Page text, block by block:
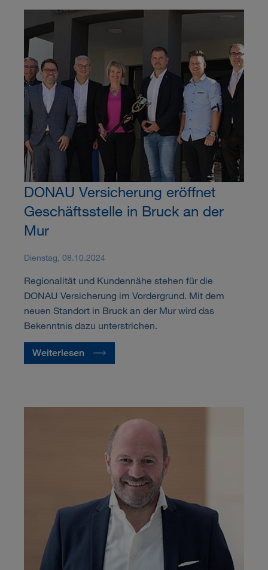
DONAU Versicherung eröffnet
Geschäftsstelle in Bruck an der
Mur
Dienstag, 08.10.2024
Regionalität und Kundennähe stehen für die
DONAU Versicherung im Vordergrund. Mit dem
neuen Standort in Bruck an der Mur wird das
Bekenntnis dazu unterstrichen.
Weiterlesen